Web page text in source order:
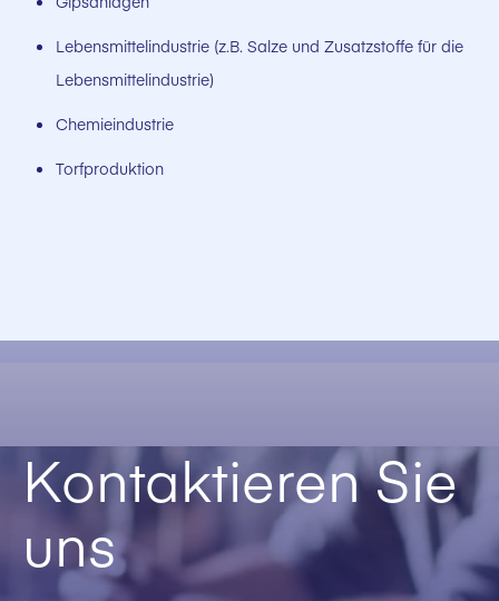
Lebensmittelindustrie (z.B. Salze und Zusatzstoffe für die
Lebensmittelindustrie)
Chemieindustrie
Torfproduktion
Kontaktieren Sie
uns